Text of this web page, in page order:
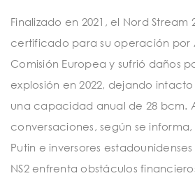
Finalizado en 2021, el Nord Stream
certificado para su operación por
Comisión Europea y sufrió daños
explosión en 2022, dejando
una capacidad anual de 28 bcm.
conversaciones, según se
Putin e inversores estadounidenses
NS2 enfrenta obstáculos